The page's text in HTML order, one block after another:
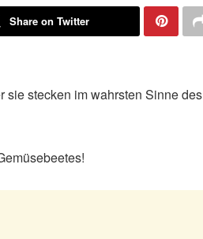
Share on Twitter
sie stecken im wahrsten Sinne des